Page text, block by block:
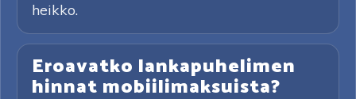
heikko.
Eroavatko lankapuhelimen
hinnat mobiilimaksuista?